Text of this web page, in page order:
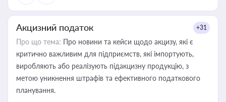
Акцизний податок +31
Про що тема: Про новини та кейси щодо акцизу, які є
критично важливим для підприємств, які імпортують,
виробляють або реалізують підакцизну продукцію, з
метою уникнення штрафів та ефективного податкового
планування.